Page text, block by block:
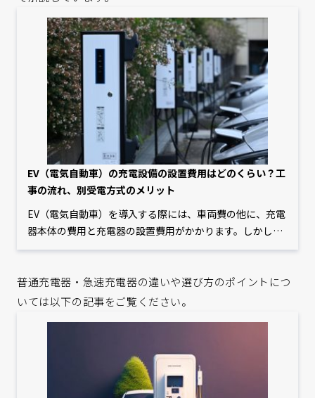
EV（電気自動車）の充電設備の設置費用はどのくらい？工
事の流れ、別受電方式のメリット
EV（電気自動車）を導入する際には、車両費の他に、充電
器本体の費用と充電器の設置費用がかかります。しかし、
「車両の価格は分かっていても、充電器関連の費用がどの
ではないでしょうか。そこで本記事では、EVの充電器の設
置費用を中心に、工事の流れや初期費用を抑えるポイント
普通充電器・急速充電器の違いや選び方のポイントにつ
いては以下の記事をご覧ください。